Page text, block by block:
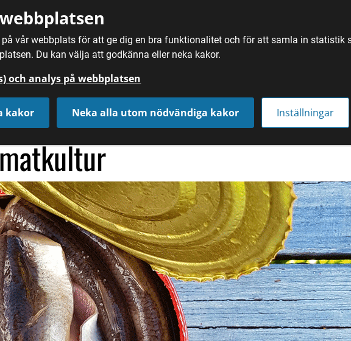
vår webbplats för att ge dig en bra funktionalitet och för att samla in statistik
Du kan välja att godkänna eller neka kakor.
och analys på webbplatsen
kakor Neka alla utom nödvändiga kakor Inställningar
och mattraditioner / Litteratur om matkultur